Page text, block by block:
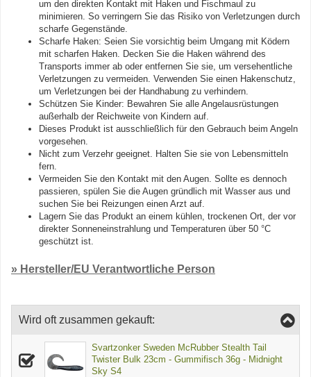
um den direkten Kontakt mit Haken und Fischmaul zu
minimieren. So verringern Sie das Risiko von Verletzungen durch
scharfe Gegenstände.
Scharfe Haken: Seien Sie vorsichtig beim Umgang mit Ködern
mit scharfen Haken. Decken Sie die Haken während des
Transports immer ab oder entfernen Sie sie, um versehentliche
Verletzungen zu vermeiden. Verwenden Sie einen Hakenschutz,
um Verletzungen bei der Handhabung zu verhindern.
Schützen Sie Kinder: Bewahren Sie alle Angelausrüstungen
außerhalb der Reichweite von Kindern auf.
Dieses Produkt ist ausschließlich für den Gebrauch beim Angeln
vorgesehen.
Nicht zum Verzehr geeignet. Halten Sie sie von Lebensmitteln
fern.
Vermeiden Sie den Kontakt mit den Augen. Sollte es dennoch
passieren, spülen Sie die Augen gründlich mit Wasser aus und
suchen Sie bei Reizungen einen Arzt auf.
Lagern Sie das Produkt an einem kühlen, trockenen Ort, der vor
direkter Sonneneinstrahlung und Temperaturen über 50 °C
geschützt ist.
» Hersteller/EU Verantwortliche Person
Wird oft zusammen gekauft:
Svartzonker Sweden McRubber Stealth Tail
Twister Bulk 23cm - Gummifisch 36g - Midnight
Sky S4